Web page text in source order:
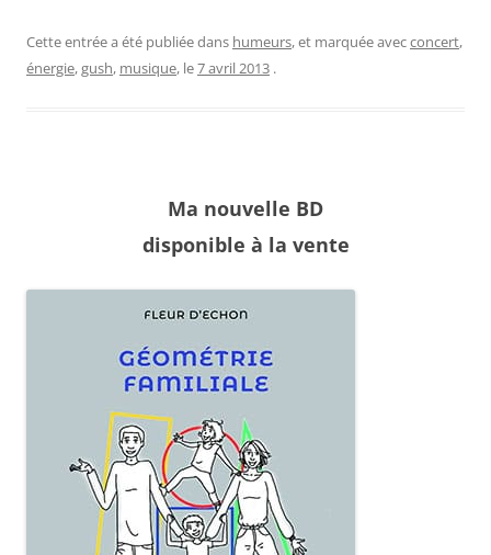
Cette entrée a été publiée dans humeurs, et marquée avecconcert,
énergie,gush, musique, le7 avril 2013 .
Ma nouvelle BD
disponible à la vente